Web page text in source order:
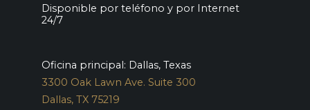
Disponible por teléfono y por Internet
24/7
Oficina principal: Dallas, Texas
3300 Oak Lawn Ave. Suite 300
Dallas, TX 75219